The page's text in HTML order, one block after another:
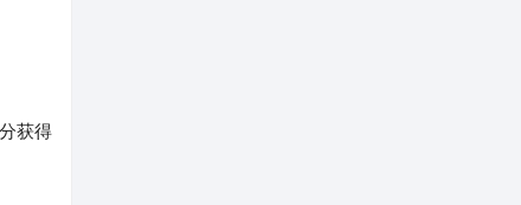
获得